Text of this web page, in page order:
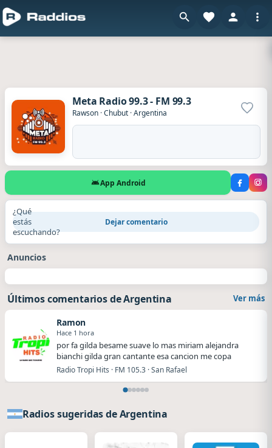
Meta Radio 99.3 - FM 99.3
Rawson ·Chubut ·Argentina
App Android
¿Qué
estás
escuchando?
Dejar comentario
Anuncios
Últimos comentarios de Argentina Ver más
Ramon
Hace 1 hora
por fa gilda besame suave lo mas miriam alejandra
bianchi gilda gran cantante esa cancion me copa
Radio Tropi Hits · FM 105.3 · San Rafael
Radios sugeridas de Argentina